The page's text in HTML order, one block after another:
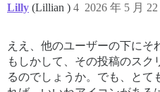
Lilly (Lillian ) 2026 年 5 月
4
ええ、他のユーザーの下にそ
もしかして、その投稿のスク
るのでしょうか。でも、とて